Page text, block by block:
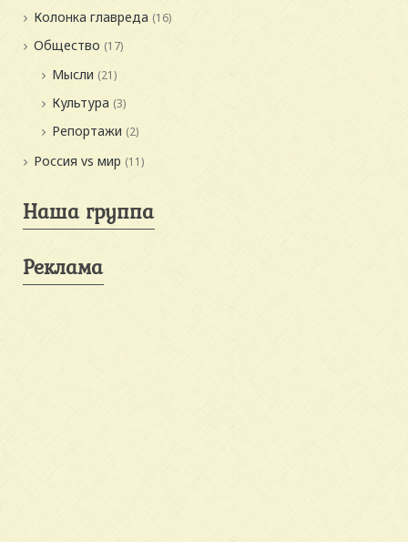
Колонка главреда (16)
Общество (17)
Мысли (21)
Культура (3)
Репортажи (2)
Россия vs мир (11)
Наша группа
Реклама